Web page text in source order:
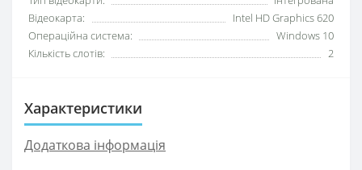
Відеокарта:
Intel HD Graphics 620
Операційна система:
Windows 10
Кількість слотів:
2
Характеристики
Додаткова інформація